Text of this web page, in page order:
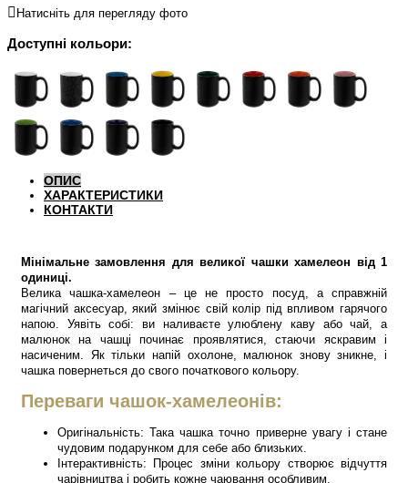
Натисніть для перегляду фото
Доступні кольори:
ОПИС
ХАРАКТЕРИСТИКИ
КОНТАКТИ
Мінімальне замовлення для великої чашки хамелеон від 1
одиниці.
Велика чашка-хамелеон – це не просто посуд, а справжній
магічний аксесуар, який змінює свій колір під впливом гарячого
напою. Уявіть собі: ви наливаєте улюблену каву або чай, а
малюнок на чашці починає проявлятися, стаючи яскравим і
насиченим. Як тільки напій охолоне, малюнок знову зникне, і
чашка повернеться до свого початкового кольору.
Переваги чашок-хамелеонів:
Оригінальність: Така чашка точно приверне увагу і стане
чудовим подарунком для себе або близьких.
Інтерактивність: Процес зміни кольору створює відчуття
чарівництва і робить кожне чаювання особливим.